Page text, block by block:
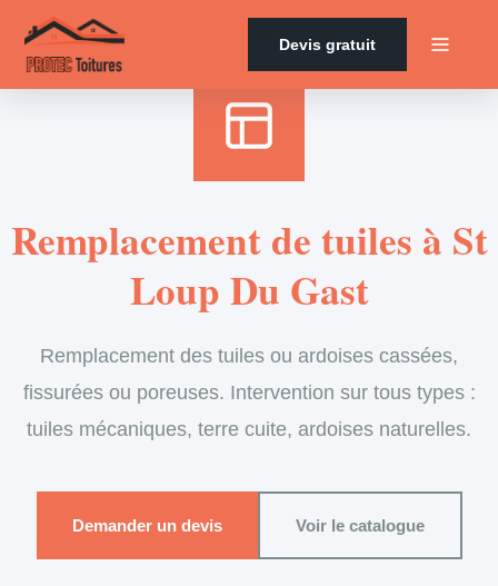
Devis gratuit
Remplacement de tuiles à St
Loup Du Gast
Remplacement des tuiles ou ardoises cassées,
fissurées ou poreuses. Intervention sur tous types :
tuiles mécaniques, terre cuite, ardoises naturelles.
Demander un devis Voir le catalogue